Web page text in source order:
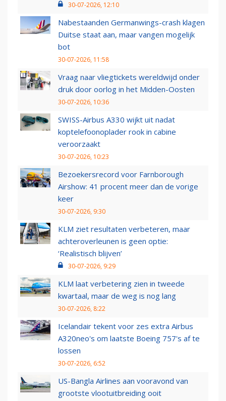
30-07-2026, 12:10
Nabestaanden Germanwings-crash klagen
Duitse staat aan, maar vangen mogelijk
bot
30-07-2026, 11:58
Vraag naar vliegtickets wereldwijd onder
druk door oorlog in het Midden-Oosten
30-07-2026, 10:36
SWISS-Airbus A330 wijkt uit nadat
koptelefoonoplader rook in cabine
veroorzaakt
30-07-2026, 10:23
Bezoekersrecord voor Farnborough
Airshow: 41 procent meer dan de vorige
keer
30-07-2026, 9:30
KLM ziet resultaten verbeteren, maar
achteroverleunen is geen optie:
‘Realistisch blijven’
30-07-2026, 9:29
KLM laat verbetering zien in tweede
kwartaal, maar de weg is nog lang
30-07-2026, 8:22
Icelandair tekent voor zes extra Airbus
A320neo's om laatste Boeing 757's af te
lossen
30-07-2026, 6:52
US-Bangla Airlines aan vooravond van
grootste vlootuitbreiding ooit